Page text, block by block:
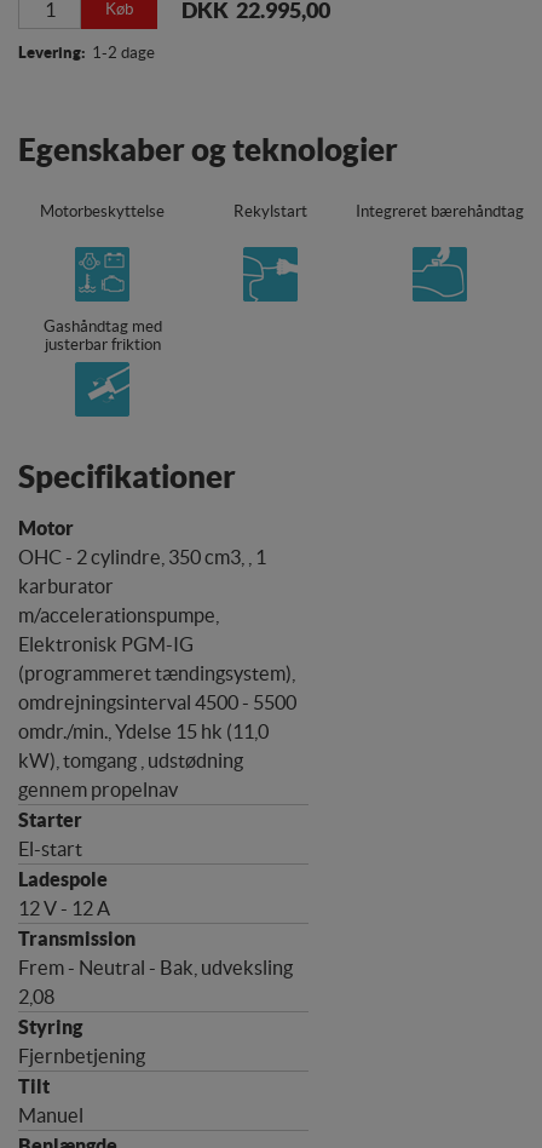
Køb DKK 22.995,00
Levering: 1-2 dage
Egenskaber og teknologier
Motorbeskyttelse Rekylstart Integreret bærehåndtag
Gashåndtag med
justerbar friktion
Specifikationer
OHC - 2 cylindre, 350 cm3, , 1
karburator
m/accelerationspumpe,
Elektronisk PGM-IG
(programmeret tændingsystem),
omdrejningsinterval 4500 - 5500
omdr./min., Ydelse 15 hk (11,0
kW), tomgang , udstødning
gennem propelnav
El-start
12 V - 12 A
Frem - Neutral - Bak, udveksling
2,08
Fjernbetjening
Manuel